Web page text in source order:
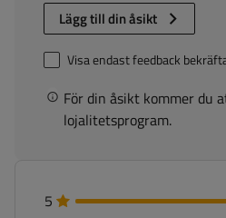
Lägg till din åsikt
För din åsikt kommer du
lojalitetsprogram.
Visa endast feedback
5